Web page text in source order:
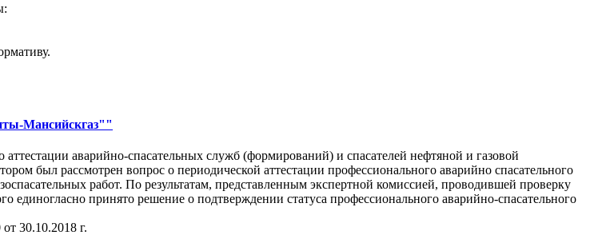
Мансийскгаз""
аварийно-спасательных служб (формирований) и спасателей нефтяной и газовой
был рассмотрен вопрос о периодической аттестации профессионального аварийно спасательного
работ. По результатам, представленным экспертной комиссией, проводившей проверку
принято решение о подтверждении статуса профессионального аварийно-спасательного
30.10.2018 г.